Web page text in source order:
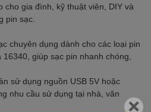
gia đình, kỹ thuật viên, DIY và
pin sạc.
chuyên dụng dành cho các loại pin
giúp sạc pin nhanh chóng,
sử dụng nguồn USB 5V hoặc
nhu cầu sử dụng tại nhà, văn